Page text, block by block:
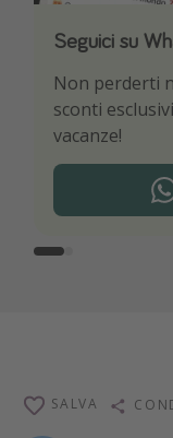
Seguici su
Non perderti
sconti
vacanze!
Scarica la
Sii il primo a
viaggio
SALVA